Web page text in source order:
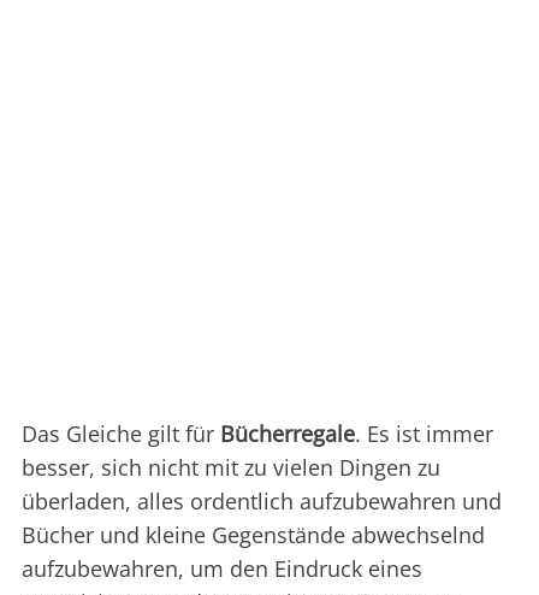
Das Gleiche gilt für Bücherregale. Es ist immer
besser, sich nicht mit zu vielen Dingen zu
überladen, alles ordentlich aufzubewahren und
Bücher und kleine Gegenstände abwechselnd
aufzubewahren, um den Eindruck eines